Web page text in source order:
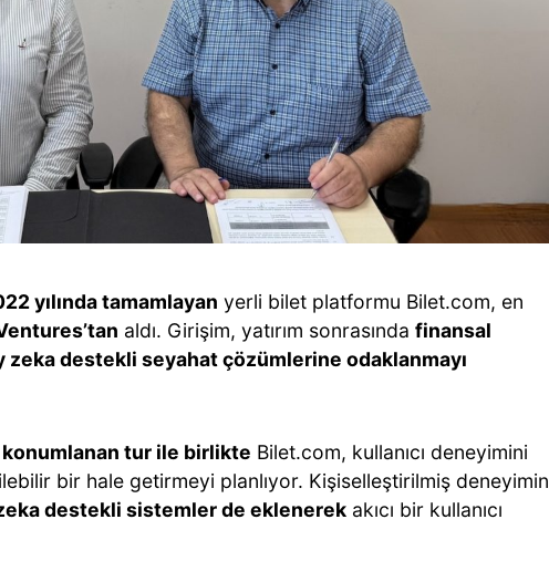
yılında tamamlayan yerli bilet platformu Bilet.com, en
aldı. Girişim, yatırım sonrasında finansal
destekli seyahat çözümlerine odaklanmayı
konumlanan tur ile birlikte Bilet.com, kullanıcı deneyimini
bir hale getirmeyi planlıyor. Kişiselleştirilmiş deneyimin
destekli sistemler de eklenerek akıcı bir kullanıcı